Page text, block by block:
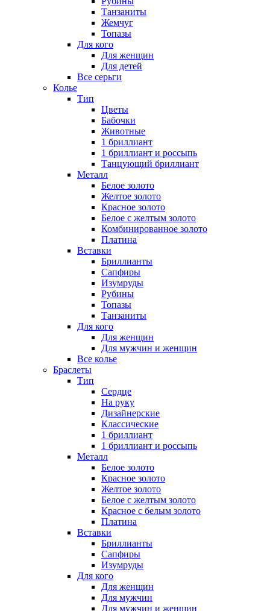
Танзаниты
Жемчуг
Топазы
Для кого
Для женщин
Для детей
Все серьги
Колье
Тип
Цветы
Бабочки
Животные
1 бриллиант
1 бриллиант и россыпь
Танцующий бриллиант
Металл
Белое золото
Желтое золото
Красное золото
Белое с желтым золото
Комбинированное золото
Платина
Вставки
Бриллианты
Сапфиры
Изумруды
Рубины
Топазы
Танзаниты
Для кого
Для женщин
Для мужчин и женщин
Все колье
Браслеты
Тип
Сердце
На руку
Дизайнерские
Классические
1 бриллиант
1 бриллиант и россыпь
Металл
Белое золото
Красное золото
Желтое золото
Белое с желтым золото
Красное с белым золото
Платина
Вставки
Бриллианты
Сапфиры
Изумруды
Для кого
Для женщин
Для мужчин
Для мужчин и женщин